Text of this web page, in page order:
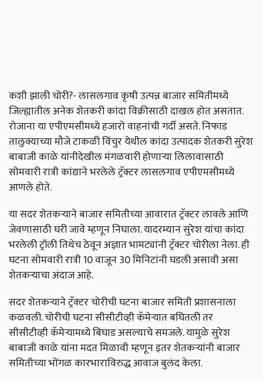
कशी झाली चोरी?-लासलगाव कृषी उत्पन्न बाजार समितीमध्ये
जिल्ह्यातील अनेक शेतकरी कांदा विक्रीसाठी दाखल होत असतात.
रोजाना या एपीएमसीमध्ये हजारो वाहनांची गर्दी असते. निफाड
तालुक्याच्या मौजे टाकळी विंचुर येथील कांदा उत्पादक शेतकरी सुरेश
बाबाजी काळे यांनीदेखील मंगळवारी होणाऱ्या लिलावासाठी
सोमवारी रात्री कांद्याने भरलेले ट्रॅक्टर लासलगाव एपीएमसीमध्ये
आणले होते.
या सदर शेतकऱ्याने बाजार समितीच्या आवारात ट्रॅक्टर लावले आणि
जेवणासाठी घरी जावे म्हणून निघाला. यादरम्यान सुरेश यांचा कांदा
भरलेली ट्रॉली तिथेच ठेवून अज्ञात भामट्यांनी ट्रॅक्टर चोरीला नेला. ही
घटना सोमवारी रात्री 10 वाजून 30 मिनिटांनी घडली असावी असा
शेतकऱ्याचा अंदाज आहे.
सदर शेतकऱ्याने ट्रॅक्‍टर चोरीची घटना बाजार समिती प्रशासनाला
कळवली. चोरीची घटना सीसीटीव्ही कॅमेऱ्यात बघितली तर
सीसीटीव्ही कॅमेऱ्यामध्ये बिघाड असल्याचे समजले. यामुळे सुरेश
बाबाजी काळे यांना मदत मिळावी म्हणून इतर शेतकऱ्यांनी बाजार
समितीच्या भोंगळ कारभाराविरुद्ध आवाज बुलंद केला.